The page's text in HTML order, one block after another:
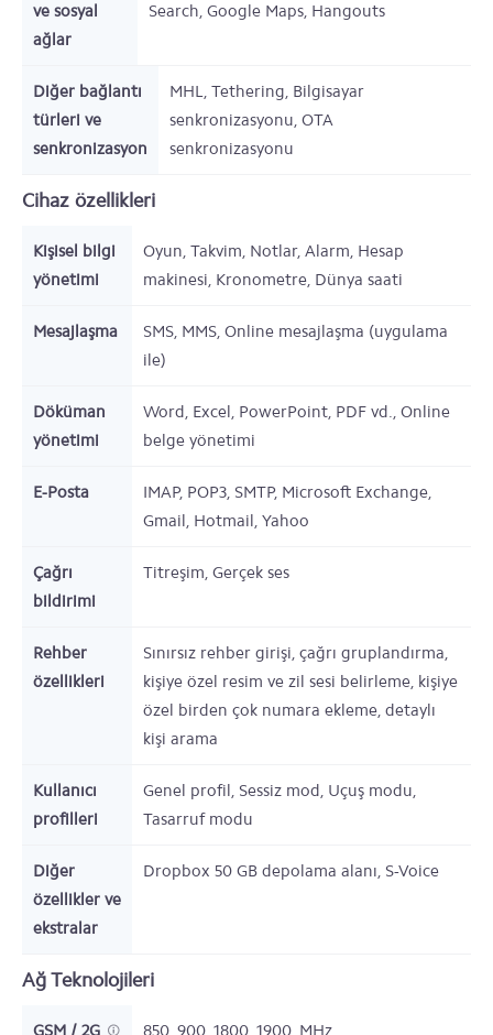
ve sosyal
ağlar
Search, Google Maps, Hangouts
Diğer bağlantı
türleri ve
senkronizasyon
MHL, Tethering, Bilgisayar
senkronizasyonu, OTA
senkronizasyonu
Cihaz özellikleri
Kişisel bilgi
yönetimi
Oyun, Takvim, Notlar, Alarm, Hesap
makinesi, Kronometre, Dünya saati
Mesajlaşma
SMS, MMS, Online mesajlaşma (uygulama
ile)
Döküman
yönetimi
Word, Excel, PowerPoint, PDF vd., Online
belge yönetimi
E-Posta
IMAP, POP3, SMTP, Microsoft Exchange,
Gmail, Hotmail, Yahoo
Çağrı
bildirimi
Titreşim, Gerçek ses
Rehber
özellikleri
Sınırsız rehber girişi, çağrı gruplandırma,
kişiye özel resim ve zil sesi belirleme, kişiye
özel birden çok numara ekleme, detaylı
kişi arama
Kullanıcı
profilleri
Genel profil, Sessiz mod, Uçuş modu,
Tasarruf modu
Diğer
özellikler ve
ekstralar
Dropbox 50 GB depolama alanı, S-Voice
Ağ Teknolojileri
GSM / 2G 850, 900, 1800, 1900, MHz